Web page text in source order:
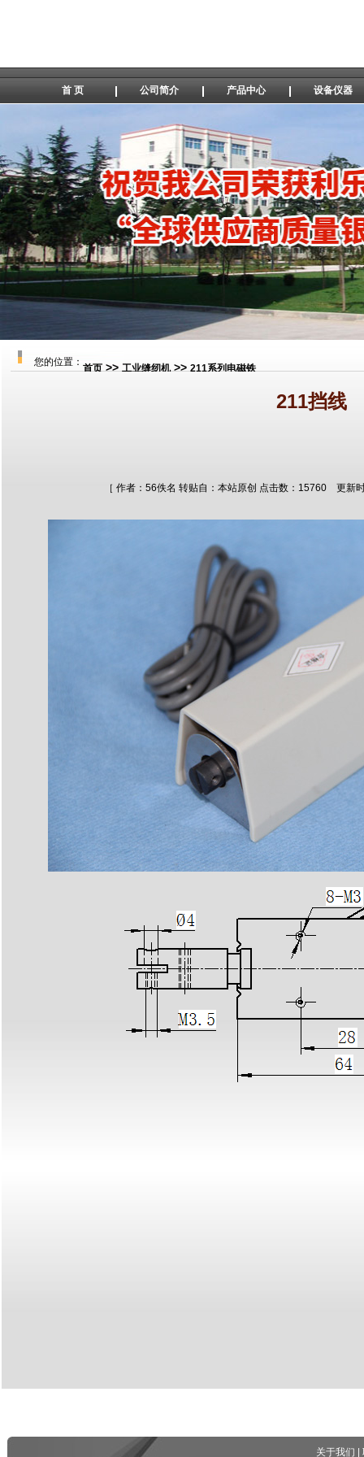
首 页 公司简介 产品中心 设备仪器
您的位置：
首页>>工业缝纫机>>211系列电磁铁
211挡线
［ 作者：56佚名 转贴自：本站原创 点击数：15760 更新
关于我们